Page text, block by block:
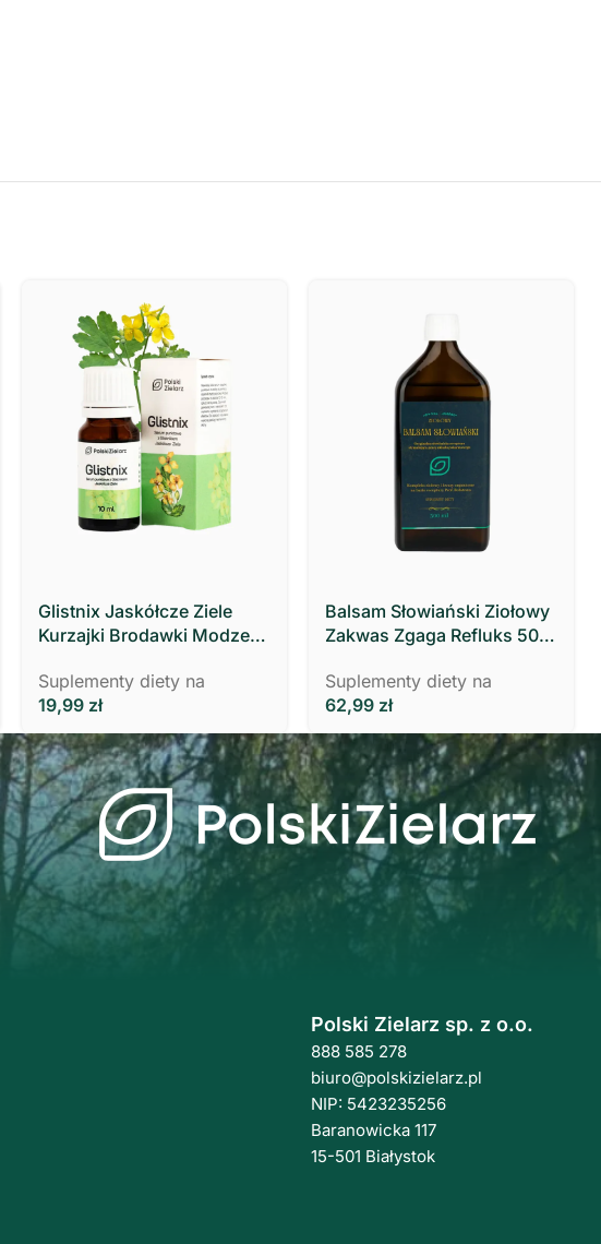
Glistnix Jaskółcze Ziele
Kurzajki Brodawki Modzele
Suplementy diety na
19,99 zł
Balsam Słowiański Ziołowy
Zakwas Zgaga Refluks 500
Suplementy diety na
62,99 zł
Polski Zielarz sp. z o.o.
888 585 278
biuro@polskizielarz.pl
NIP: 5423235256
Baranowicka 117
15-501 Białystok